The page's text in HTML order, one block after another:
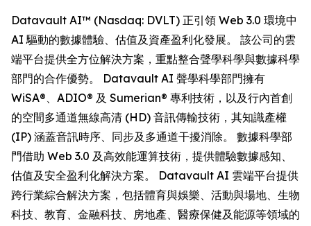
Datavault AI™ (Nasdaq: DVLT) 正引領 Web 3.0 環境中
AI 驅動的數據體驗、估值及資產盈利化發展。 該公司的雲
端平台提供全方位解決方案，重點整合聲學科學與數據科學
部門的合作優勢。 Datavault AI 聲學科學部門擁有
WiSA®、ADIO® 及 Sumerian® 專利技術，以及行內首創
的空間多通道無線高清 (HD) 音訊傳輸技術，其知識產權
(IP) 涵蓋音訊時序、同步及多通道干擾消除。 數據科學部
門借助 Web 3.0 及高效能運算技術，提供體驗數據感知、
估值及安全盈利化解決方案。 Datavault AI 雲端平台提供
跨行業綜合解決方案，包括體育與娛樂、活動與場地、生物
科技、教育、金融科技、房地產、醫療保健及能源等領域的